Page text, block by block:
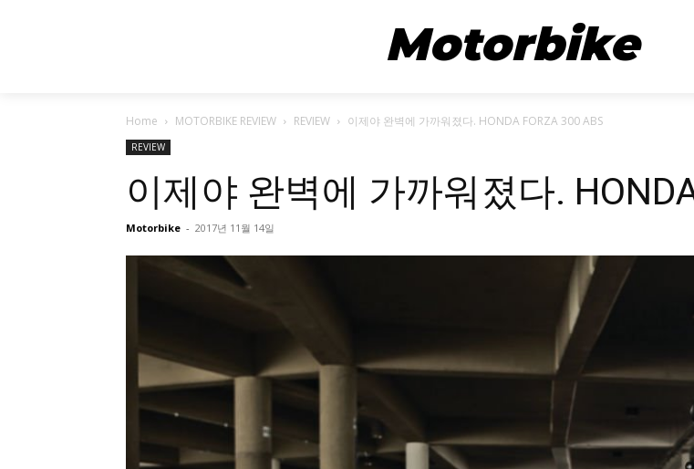
Motorbike
Home MOTORBIKE REVIEW REVIEW 이제야 완벽에 가까워졌다. HONDA FORZA 300 ABS
REVIEW
이제야 완벽에 가까워졌다.
Motorbike - 2017년 11월 14일